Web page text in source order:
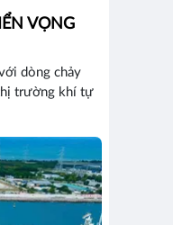
VỌNG
dòng chảy
trường khí tự